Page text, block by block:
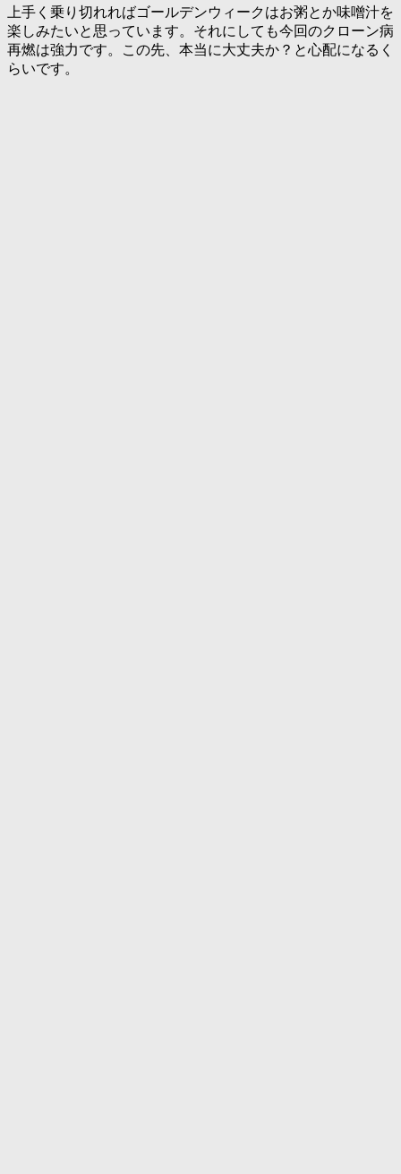
上手く乗り切れればゴールデンウィークはお粥とか味噌汁を
楽しみたいと思っています。それにしても今回のクローン病
再燃は強力です。この先、本当に大丈夫か？と心配になるく
らいです。